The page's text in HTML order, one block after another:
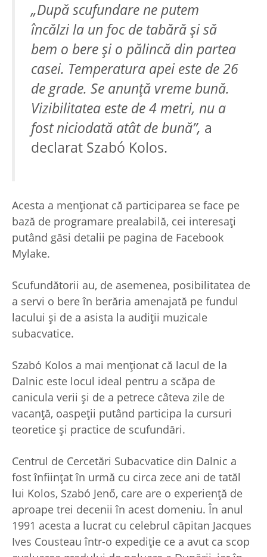
„După scufundare ne putem
încălzi la un foc de tabără şi să
bem o bere şi o pălincă din partea
casei. Temperatura apei este de 26
de grade. Se anunţă vreme bună.
Vizibilitatea este de 4 metri, nu a
fost niciodată atât de bună”, a
declarat Szabó Kolos.
Acesta a menţionat că participarea se face pe
bază de programare prealabilă, cei interesaţi
putând găsi detalii pe pagina de Facebook
Mylake.
Scufundătorii au, de asemenea, posibilitatea de
a servi o bere în berăria amenajată pe fundul
lacului şi de a asista la audiţii muzicale
subacvatice.
Szabó Kolos a mai menţionat că lacul de la
Dalnic este locul ideal pentru a scăpa de
canicula verii şi de a petrece câteva zile de
vacanţă, oaspeţii putând participa la cursuri
teoretice şi practice de scufundări.
Centrul de Cercetări Subacvatice din Dalnic a
fost înfiinţat în urmă cu circa zece ani de tatăl
lui Kolos, Szabó Jenő, care are o experienţă de
aproape trei decenii în acest domeniu. În anul
1991 acesta a lucrat cu celebrul căpitan Jacques
Ives Cousteau într-o expediţie ce a avut ca scop